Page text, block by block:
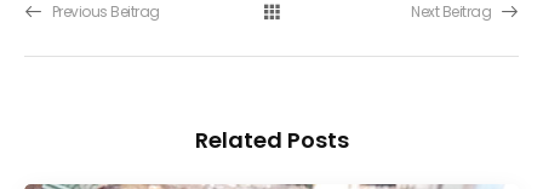
Previous Beitrag Next Beitrag
Related Posts